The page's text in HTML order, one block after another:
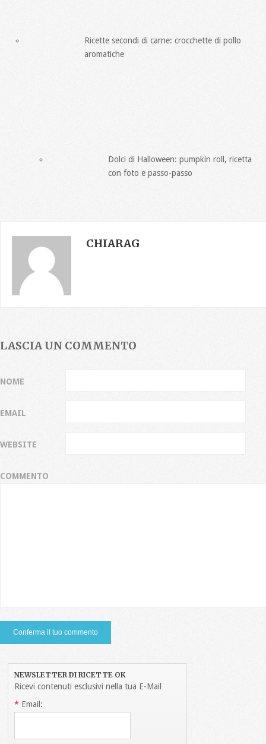
Ricette secondi di carne: crocchette di pollo
aromatiche
Dolci di Halloween: pumpkin roll, ricetta
con foto e passo-passo
CHIARAG
LASCIA UN COMMENTO
NOME
EMAIL
WEBSITE
COMMENTO
NEWSLETTER DI RICETTE OK
Ricevi contenuti esclusivi nella tua E-Mail
* Email: